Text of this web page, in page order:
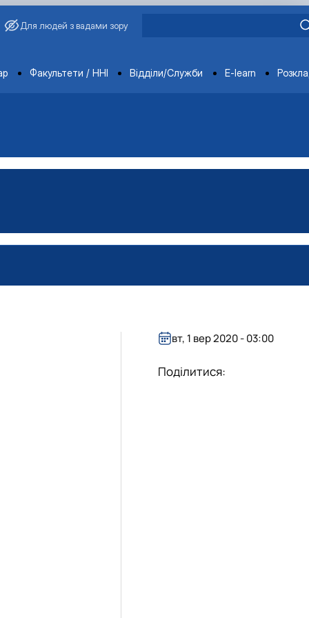
Для людей з вадами зору
Факультети / ННІ Відділи/Служби E-learn
вт, 1 вер 2020 - 03:00
Поділитися: